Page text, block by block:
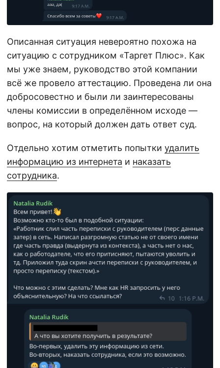
Описанная ситуация невероятно похожа на
ситуацию с сотрудником «Таргет Плюс». Как
мы уже знаем, руководство этой компании
всё же провело аттестацию. Проведена ли она
добросовестно и были ли заинтересованы
члены комиссии в определённом исходе —
вопрос, на который должен дать ответ суд.
Отдельно хотим отметить попытки удалить
информацию из интернета и наказать
сотрудника.